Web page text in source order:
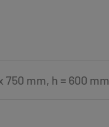
mm, h = 600 mm